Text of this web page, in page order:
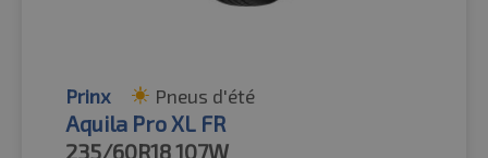
Prinx Pneus d'été
Aquila Pro XL FR
235/60R18107W